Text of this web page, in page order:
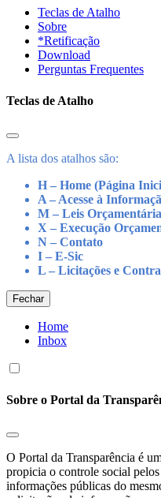
Teclas de Atalho
Sobre
*Retificação
Download
Perguntas Frequentes
Teclas de Atalho
A lista dos atalhos são:
H – Home (Página
A – Acesse à
M – Leis
X – Execução
N – Contato
I – E-Sic
L – Licitações e
Fechar
Home
Inbox
Sobre o Portal da
O Portal da Transparência é
propicia o controle social
informações públicas do